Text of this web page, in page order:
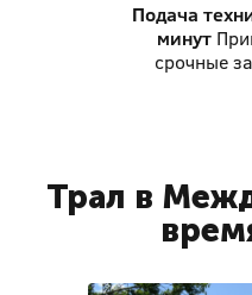
Подача
минут
срочные
Трал в